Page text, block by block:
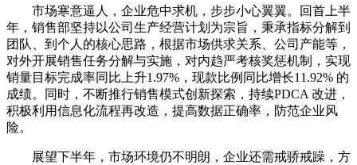
市场寒意逼人，企业危中求机，步步小心翼翼。回首上半
年，销售部坚持以公司生产经营计划为宗旨，秉承指标分解到
团队、到个人的核心思路，根据市场供求关系、公司产能等，
对外开展销售任务分解与实施，对内趋严考核奖惩机制，实现
销量目标完成率同比上升1.97%，现款比例同比增长11.92% 的
成绩。同时，不断推行销售模式创新探索，持续PDCA 改进，
积极利用信息化流程再改造，提高数据正确率，防范企业风
险。
展望下半年，市场环境仍不明朗，企业还需戒骄戒躁，方